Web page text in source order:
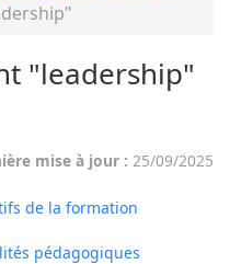
"leadership"
mise à jour : 25/09/2025
de la formation
pédagogiques